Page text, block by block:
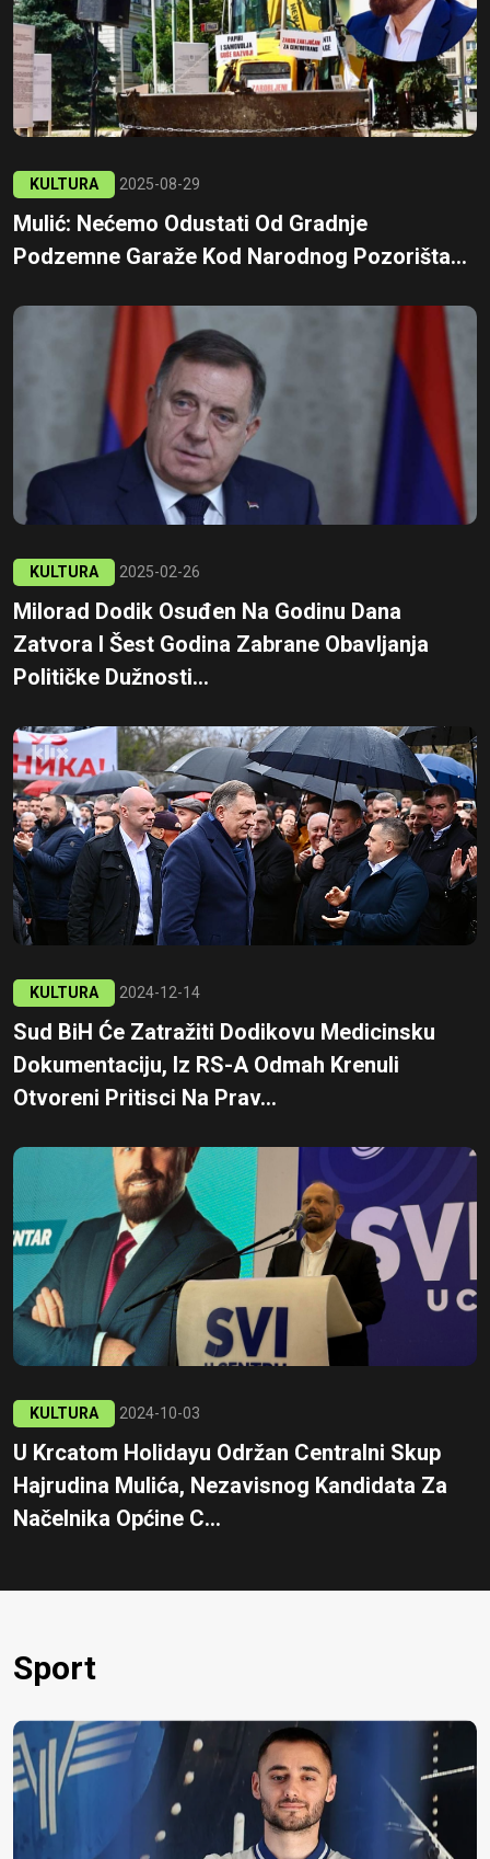
KULTURA 2025-08-29
Mulić: Nećemo Odustati Od Gradnje
Podzemne Garaže Kod Narodnog Pozorišta...
KULTURA 2025-02-26
Milorad Dodik Osuđen Na Godinu Dana
Zatvora I Šest Godina Zabrane Obavljanja
Političke Dužnosti...
KULTURA 2024-12-14
Sud BiH Će Zatražiti Dodikovu Medicinsku
Dokumentaciju, Iz RS-A Odmah Krenuli
Otvoreni Pritisci Na Prav...
KULTURA 2024-10-03
U Krcatom Holidayu Održan Centralni Skup
Hajrudina Mulića, Nezavisnog Kandidata Za
Načelnika Općine C...
Sport